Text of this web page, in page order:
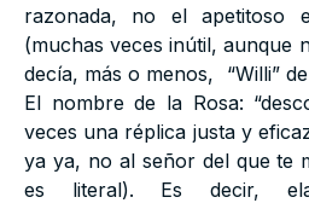
razonada, no el apetitoso
(muchas veces inútil, aunque
decía, más o menos, “Willi”
El nombre de la Rosa:
veces una réplica justa y
ya ya, no al señor del que te
es literal). Es decir,